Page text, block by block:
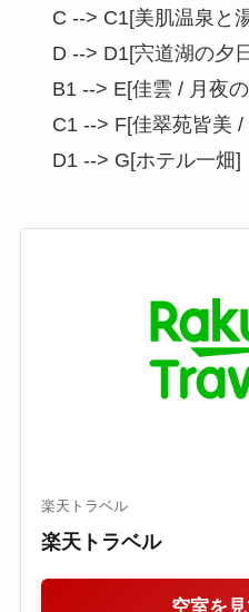
C --> C1[美肌温泉と
D --> D1[宍道湖の夕
B1 --> E[佳雲 / 月夜
C1 --> F[佳翠苑皆美
    D1 --> G[ホテル一畑]
楽天トラベル
楽天トラベル
空室を